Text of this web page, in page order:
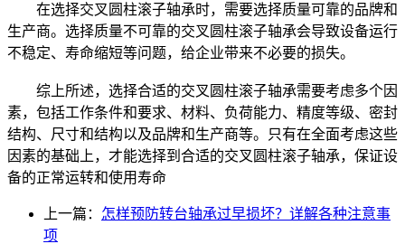
在选择交叉圆柱滚子轴承时，需要选择质量可靠的品牌和
生产商。选择质量不可靠的交叉圆柱滚子轴承会导致设备运行
不稳定、寿命缩短等问题，给企业带来不必要的损失。
综上所述，选择合适的交叉圆柱滚子轴承需要考虑多个因
素，包括工作条件和要求、材料、负荷能力、精度等级、密封
结构、尺寸和结构以及品牌和生产商等。只有在全面考虑这些
因素的基础上，才能选择到合适的交叉圆柱滚子轴承，保证设
备的正常运转和使用寿命
上一篇： 怎样预防转台轴承过早损坏？详解各种注意事
项